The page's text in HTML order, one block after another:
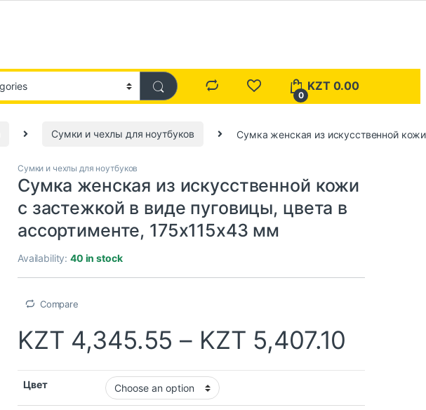
0
KZT 0.00
Сумки и чехлы для ноутбуков Сумка женская из искусственной
Сумки и чехлы для ноутбуков
Сумка женская из искусственной кожи
с застежкой в виде пуговицы, цвета в
ассортименте, 175x115x43 мм
Availability:40 in stock
Compare
KZT 4,345.55 – KZT 5,407.10
Цвет